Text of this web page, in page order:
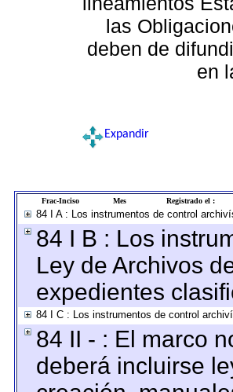
las
deben de
en
Expandir
Frac-Inciso Mes Registrado el :
84 I A : Los instrumentos de control
84 I B : Los
Ley de Archivos
expedientes
84 I C : Los instrumentos de control
84 II - : El marco
deberá incluirse